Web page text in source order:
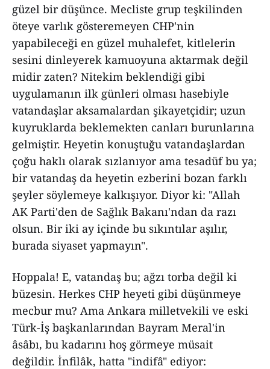
güzel bir düşünce. Mecliste grup teşkilinden
öteye varlık gösteremeyen CHP'nin
yapabileceği en güzel muhalefet, kitlelerin
sesini dinleyerek kamuoyuna aktarmak değil
midir zaten? Nitekim beklendiği gibi
uygulamanın ilk günleri olması hasebiyle
vatandaşlar aksamalardan şikayetçidir; uzun
kuyruklarda beklemekten canları burunlarına
gelmiştir. Heyetin konuştuğu vatandaşlardan
çoğu haklı olarak sızlanıyor ama tesadüf bu ya;
bir vatandaş da heyetin ezberini bozan farklı
şeyler söylemeye kalkışıyor. Diyor ki: "Allah
AK Parti'den de Sağlık Bakanı'ndan da razı
olsun. Bir iki ay içinde bu sıkıntılar aşılır,
burada siyaset yapmayın".
Hoppala! E, vatandaş bu; ağzı torba değil ki
büzesin. Herkes CHP heyeti gibi düşünmeye
mecbur mu? Ama Ankara milletvekili ve eski
Türk-İş başkanlarından Bayram Meral'in
âsâbı, bu kadarını hoş görmeye müsait
değildir. İnfilâk, hatta "indifâ" ediyor: